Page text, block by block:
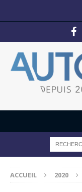
ACCUEIL 2020